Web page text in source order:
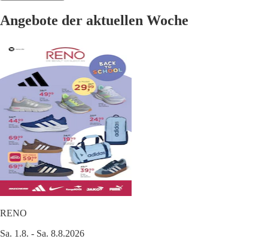
Angebote der aktuellen Woche
RENO
Sa. 1.8. - Sa. 8.8.2026